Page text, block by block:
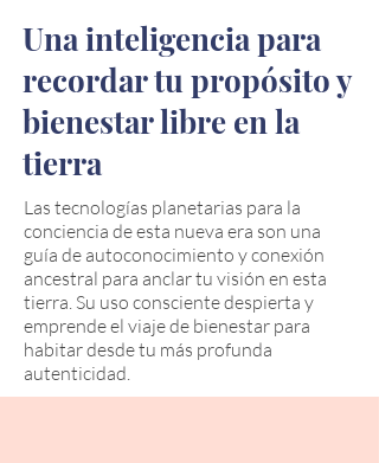
Una inteligencia para
recordar tu propósito y
bienestar libre en la
tierra
Las tecnologías planetarias para la
conciencia de esta nueva era son una
guía de autoconocimiento y conexión
ancestral para anclar tu visión en esta
tierra. Su uso consciente despierta y
emprende el viaje de bienestar para
habitar desde tu más profunda
autenticidad.